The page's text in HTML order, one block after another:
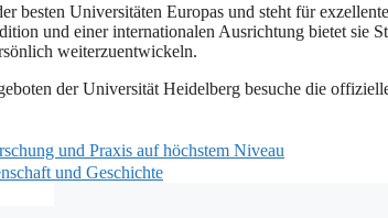
besten Universitäten Europas und steht für
und einer internationalen Ausrichtung bietet sie
weiterzuentwickeln.
der Universität Heidelberg besuche die
und Praxis auf höchstem Niveau
und Geschichte